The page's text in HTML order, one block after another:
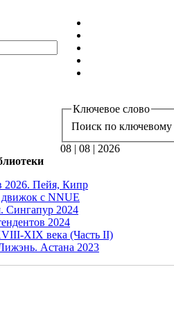
Ключевое слово
Поиск по ключевому
08 | 08 | 2026
2026. Пейя, Кипр
с NNUE
Сингапур 2024
2024
XIX века (Часть II)
Астана 2023